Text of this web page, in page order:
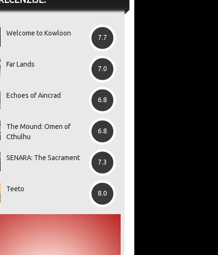
Welcome to Kowloon
7.7
Far Lands
7.0
Echoes of Aincrad
6.8
The Mound: Omen of
Cthulhu
6.8
SENARA: The Sacrament
7.3
Teeto
8.0